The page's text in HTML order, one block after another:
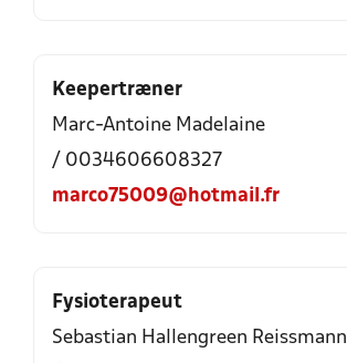
Keepertræner
Marc-Antoine Madelaine
/ 0034606608327
marco75009@hotmail.fr
Fysioterapeut
Sebastian Hallengreen Reissmann